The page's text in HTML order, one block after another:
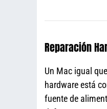
Reparación
Un Mac igual
hardware está
fuente de